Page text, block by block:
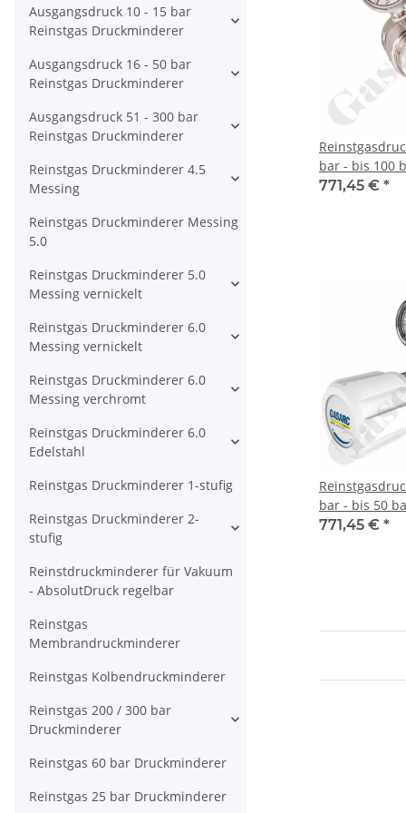
bar - bis 100
stufig - IN /
771,45 € *
bar - bis 50
stufig - IN /
771,45 € *
Ausgangsdruck 10 - 15 bar
Reinstgas Druckminderer
Ausgangsdruck 16 - 50 bar
Reinstgas Druckminderer
Ausgangsdruck 51 - 300 bar
Reinstgas Druckminderer
Reinstgas Druckminderer 4.5
Messing
Reinstgas Druckminderer Messing
5.0
Reinstgas Druckminderer 5.0
Messing vernickelt
Reinstgas Druckminderer 6.0
Messing vernickelt
Reinstgas Druckminderer 6.0
Messing verchromt
Reinstgas Druckminderer 6.0
Edelstahl
Reinstgas Druckminderer 1-stufig
Reinstgas Druckminderer 2-
stufig
Reinstdruckminderer für Vakuum
- AbsolutDruck regelbar
Reinstgas
Membrandruckminderer
Reinstgas Kolbendruckminderer
Reinstgas 200 / 300 bar
Druckminderer
Reinstgas 60 bar Druckminderer
Reinstgas 25 bar Druckminderer